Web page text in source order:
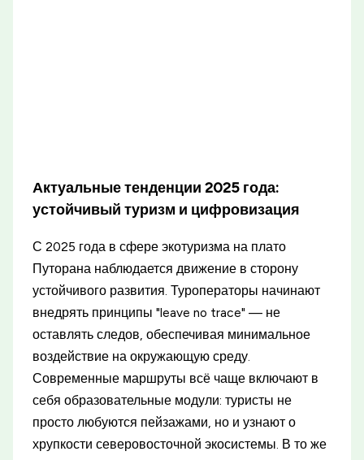
Актуальные тенденции 2025 года:
устойчивый туризм и цифровизация
С 2025 года в сфере экотуризма на плато
Путорана наблюдается движение в сторону
устойчивого развития. Туроператоры начинают
внедрять принципы "leave no trace" — не
оставлять следов, обеспечивая минимальное
воздействие на окружающую среду.
Современные маршруты всё чаще включают в
себя образовательные модули: туристы не
просто любуются пейзажами, но и узнают о
хрупкости северовосточной экосистемы. В то же